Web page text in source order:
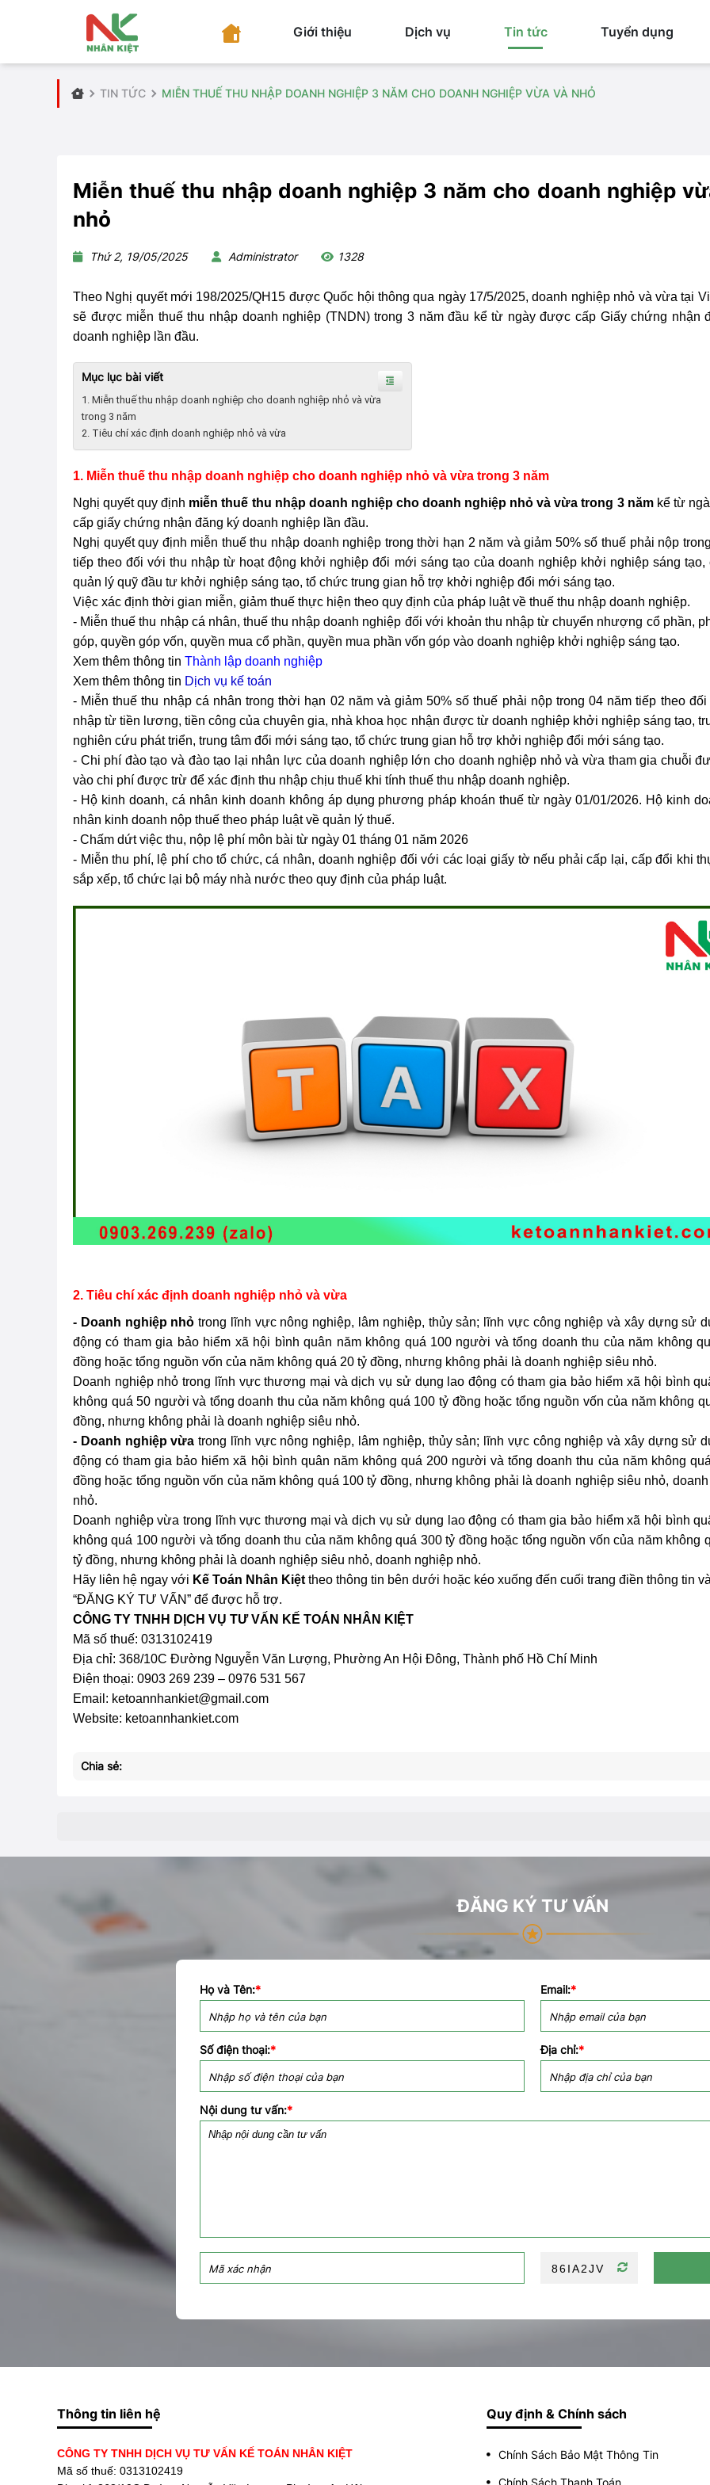
Giới thiệu Dịch vụ Tin tức Tuyển dụng
TIN TỨC MIỄN THUẾ THU NHẬP DOANH NGHIỆP 3 NĂM CHO DOANH NGHIỆP VỪA VÀ NHỎ
Miễn thuế thu nhập doanh nghiệp 3 năm cho doanh nghiệp
nhỏ
Thứ 2, 19/05/2025 Administrator 1328
Theo Nghị quyết mới 198/2025/QH15 được Quốc hội thông qua ngày 17/5/2025, doanh nghiệp nhỏ và vừa tại
sẽ được miễn thuế thu nhập doanh nghiệp (TNDN) trong 3 năm đầu kể từ ngày được cấp Giấy chứng nhận
doanh nghiệp lần đầu.
Mục lục bài viết
1. Miễn thuế thu nhập doanh nghiệp cho doanh nghiệp nhỏ và vừa
trong 3 năm
2. Tiêu chí xác định doanh nghiệp nhỏ và vừa
1. Miễn thuế thu nhập doanh nghiệp cho doanh nghiệp nhỏ và vừa trong 3 năm
Nghị quyết quy định miễn thuế thu nhập doanh nghiệp cho doanh nghiệp nhỏ và vừa trong 3 nămkể từ
cấp giấy chứng nhận đăng ký doanh nghiệp lần đầu.
Nghị quyết quy định miễn thuế thu nhập doanh nghiệp trong thời hạn 2 năm và giảm 50% số thuế phải nộp
tiếp theo đối với thu nhập từ hoạt động khởi nghiệp đổi mới sáng tạo của doanh nghiệp khởi nghiệp sáng tạo,
quản lý quỹ đầu tư khởi nghiệp sáng tạo, tổ chức trung gian hỗ trợ khởi nghiệp đổi mới sáng tạo.
Việc xác định thời gian miễn, giảm thuế thực hiện theo quy định của pháp luật về thuế thu nhập doanh nghiệp.
- Miễn thuế thu nhập cá nhân, thuế thu nhập doanh nghiệp đối với khoản thu nhập từ chuyển nhượng cổ phần,
góp, quyền góp vốn, quyền mua cổ phần, quyền mua phần vốn góp vào doanh nghiệp khởi nghiệp sáng tạo.
Xem thêm thông tin Thành lập doanh nghiệp
Xem thêm thông tin Dịch vụ kế toán
- Miễn thuế thu nhập cá nhân trong thời hạn 02 năm và giảm 50% số thuế phải nộp trong 04 năm tiếp theo
nhập từ tiền lương, tiền công của chuyên gia, nhà khoa học nhận được từ doanh nghiệp khởi nghiệp sáng tạo,
nghiên cứu phát triển, trung tâm đổi mới sáng tạo, tổ chức trung gian hỗ trợ khởi nghiệp đổi mới sáng tạo.
- Chi phí đào tạo và đào tạo lại nhân lực của doanh nghiệp lớn cho doanh nghiệp nhỏ và vừa tham gia chuỗi
vào chi phí được trừ để xác định thu nhập chịu thuế khi tính thuế thu nhập doanh nghiệp.
- Hộ kinh doanh, cá nhân kinh doanh không áp dụng phương pháp khoán thuế từ ngày 01/01/2026. Hộ kinh
nhân kinh doanh nộp thuế theo pháp luật về quản lý thuế.
- Chấm dứt việc thu, nộp lệ phí môn bài từ ngày 01 tháng 01 năm 2026
- Miễn thu phí, lệ phí cho tổ chức, cá nhân, doanh nghiệp đối với các loại giấy tờ nếu phải cấp lại, cấp đổi khi
sắp xếp, tổ chức lại bộ máy nhà nước theo quy định của pháp luật.
2. Tiêu chí xác định doanh nghiệp nhỏ và vừa
- Doanh nghiệp nhỏtrong lĩnh vực nông nghiệp, lâm nghiệp, thủy sản; lĩnh vực công nghiệp và xây dựng sử
động có tham gia bảo hiểm xã hội bình quân năm không quá 100 người và tổng doanh thu của năm không
đồng hoặc tổng nguồn vốn của năm không quá 20 tỷ đồng, nhưng không phải là doanh nghiệp siêu nhỏ.
Doanh nghiệp nhỏ trong lĩnh vực thương mại và dịch vụ sử dụng lao động có tham gia bảo hiểm xã hội bình
không quá 50 người và tổng doanh thu của năm không quá 100 tỷ đồng hoặc tổng nguồn vốn của năm không
đồng, nhưng không phải là doanh nghiệp siêu nhỏ.
- Doanh nghiệp vừatrong lĩnh vực nông nghiệp, lâm nghiệp, thủy sản; lĩnh vực công nghiệp và xây dựng sử
động có tham gia bảo hiểm xã hội bình quân năm không quá 200 người và tổng doanh thu của năm không
đồng hoặc tổng nguồn vốn của năm không quá 100 tỷ đồng, nhưng không phải là doanh nghiệp siêu nhỏ,
nhỏ.
Doanh nghiệp vừa trong lĩnh vực thương mại và dịch vụ sử dụng lao động có tham gia bảo hiểm xã hội bình
không quá 100 người và tổng doanh thu của năm không quá 300 tỷ đồng hoặc tổng nguồn vốn của năm không
tỷ đồng, nhưng không phải là doanh nghiệp siêu nhỏ, doanh nghiệp nhỏ.
Hãy liên hệ ngay với Kế Toán Nhân Kiệt theo thông tin bên dưới hoặc kéo xuống đến cuối trang điền thông tin
“ĐĂNG KÝ TƯ VẤN” để được hỗ trợ.
CÔNG TY TNHH DỊCH VỤ TƯ VẤN KẾ TOÁN NHÂN KIỆT
Mã số thuế: 0313102419
Địa chỉ: 368/10C Đường Nguyễn Văn Lượng, Phường An Hội Đông, Thành phố Hồ Chí Minh
Điện thoại: 0903 269 239 – 0976 531 567
Email: ketoannhankiet@gmail.com
Website: ketoannhankiet.com
Chia sẻ:
ĐĂNG KÝ TƯ VẤN
Họ và Tên:* Email:*
Số điện thoại:* Địa chỉ:*
Nội dung tư vấn:*
Thông tin liên hệ
CÔNG TY TNHH DỊCH VỤ TƯ VẤN KẾ TOÁN NHÂN KIỆT
Mã số thuế: 0313102419
Quy định & Chính sách
Chính Sách Bảo Mật Thông Tin
Chính Sách Thanh Toán